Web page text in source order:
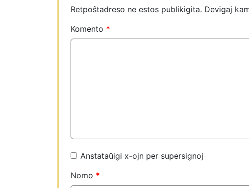
Retpoŝtadreso ne estos publikigita. Devigaj
Komento *
Anstataŭigi x-ojn per supersignoj
Nomo *